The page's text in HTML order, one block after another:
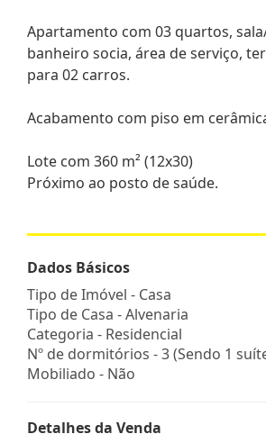
Apartamento com 03 quartos,
banheiro socia, área de serviço,
para 02 carros.
Acabamento com piso em
Lote com 360 m² (12x30)
Próximo ao posto de saúde.
Dados Básicos
Tipo de Imóvel - Casa
Tipo de Casa - Alvenaria
Categoria - Residencial
Nº de dormitórios - 3 (Sendo 1
Mobiliado - Não
Detalhes da Venda